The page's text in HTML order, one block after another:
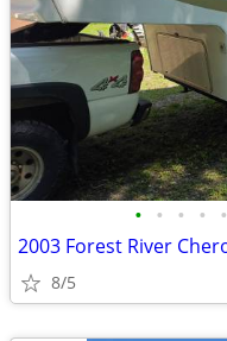
• • • • •
2003 Forest River
8/5